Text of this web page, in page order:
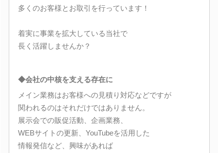
多くのお客様とお取引を行っています！
着実に事業を拡大している当社で
長く活躍しませんか？
◆会社の中核を支える存在に
メイン業務はお客様への見積り対応などですが
関われるのはそれだけではありません。
展示会での販促活動、企画業務、
WEBサイトの更新、YouTubeを活用した
情報発信など、興味があれば